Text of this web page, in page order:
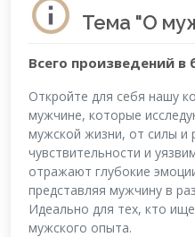
Тема "О
Всего произведений в
Откройте для себя нашу
мужчине, которые
мужской жизни, от силы и
чувствительности и
отражают глубокие
представляя мужчину в
Идеально для тех, кто
мужского опыта.